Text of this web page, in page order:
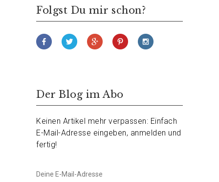
Folgst Du mir schon?
Der Blog im Abo
Keinen Artikel mehr verpassen: Einfach
E-Mail-Adresse eingeben, anmelden und
fertig!
Deine